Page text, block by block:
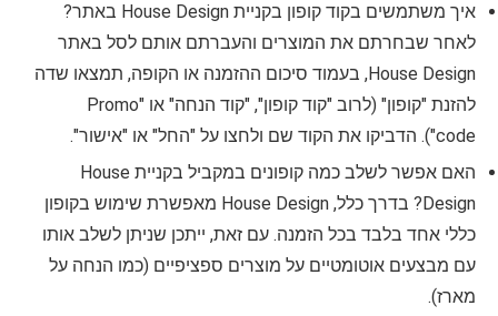
איך משתמשים בקוד קופון בקניית House Design באתר?
לאחר שבחרתם את המוצרים והעברתם אותם לסל באתר
House Design, בעמוד סיכום ההזמנה או הקופה, תמצאו שדה
להזנת "קופון" (לרוב "קוד קופון", "קוד הנחה" או "Promo
code"). הדביקו את הקוד שם ולחצו על "החל" או "אישור".
האם אפשר לשלב כמה קופונים במקביל בקניית House
Design? בדרך כלל, House Design מאפשרת שימוש בקופון
כללי אחד בלבד בכל הזמנה. עם זאת, ייתכן שניתן לשלב אותו
עם מבצעים אוטומטיים על מוצרים ספציפיים (כמו הנחה על
מארז).